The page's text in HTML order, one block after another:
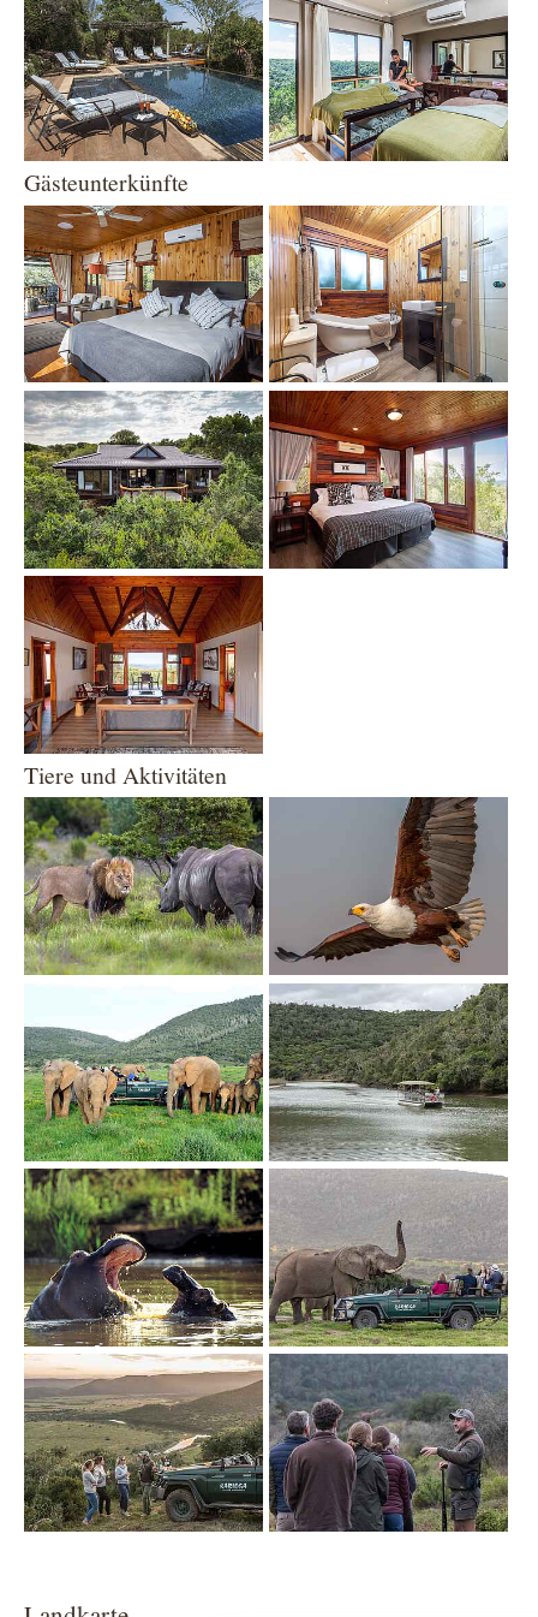
Gästeunterkünfte
Show larger version Show larger version
Show larger version Show larger version
Show larger version
Tiere und Aktivitäten
Show larger version Show larger version
Show larger version
Show larger version Show larger version
Show larger version Show larger version